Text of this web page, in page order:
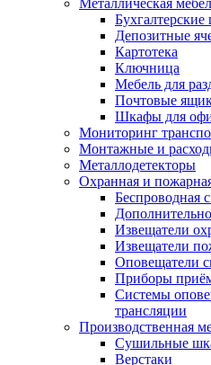
Металлическая
Депозитные
Картотека
Ключница
Мебель для
Почтовые
Шкафы для
Мониторинг
Монтажные и
Металлодетекторы
Охранная и
Беспроводная
Извещатели
Извещатели
Оповещатели
Приборы
Системы
трансляции
Производственная
Cушильные
Верстаки